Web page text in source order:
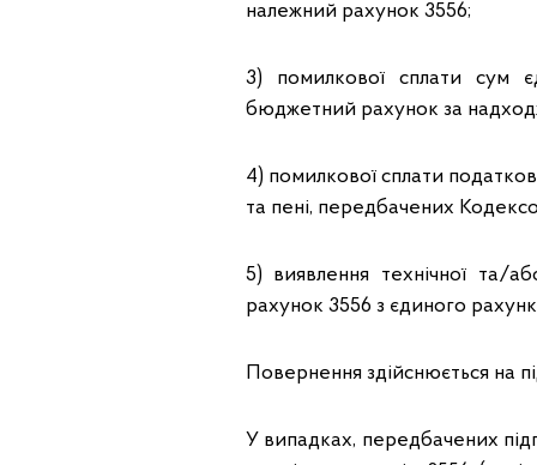
належний рахунок 3556;
3) помилкової сплати сум
бюджетний рахунок за
4) помилкової сплати
та пені, передбачених
5) виявлення технічної та/
рахунок 3556 з єдиного
Повернення здійснюється на
У випадках, передбачених